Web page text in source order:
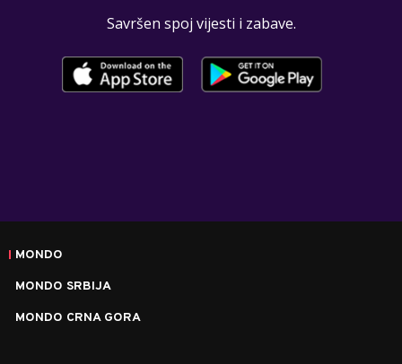
Savršen spoj vijesti i zabave.
MONDO
MONDO SRBIJA
MONDO CRNA GORA